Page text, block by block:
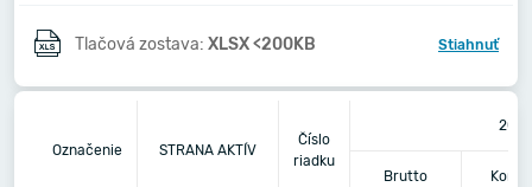
Tlačová zostava: XLSX <200KB Stiahnuť
Označenie STRANA AKTÍV
Číslo
riadku
2022
Brutto